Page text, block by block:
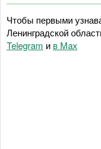
Чтобы первыми
Ленинградской
Telegram и в Maх